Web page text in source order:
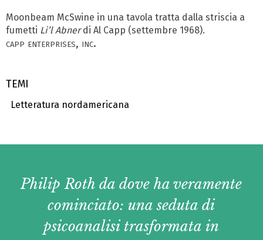
Moonbeam McSwine in una tavola tratta dalla striscia a
fumetti Li’l Abnerdi Al Capp (settembre 1968).
capp enterprises, inc.
TEMI
Letteratura nordamericana
Philip Roth da dove ha veramente
cominciato: una seduta di
psicoanalisi trasformata in